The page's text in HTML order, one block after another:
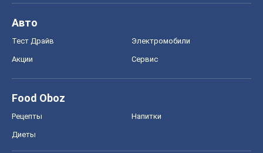
Авто
Тест Драйв Электромобили
Акции Сервис
Food Oboz
Рецепты Напитки
Диеты